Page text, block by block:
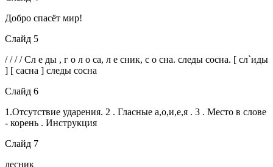
Добро спасёт мир!
Слайд 5
/ / / / Сл е ды , г о л о са, л е сник, с о сна. следы сосна. [ сл`иды
] [ сасна ] следы сосна
Слайд 6
1.Отсутствие ударения. 2 . Гласные а,о,и,е,я . 3 . Место в слове
- корень . Инструкция
Слайд 7
лесник